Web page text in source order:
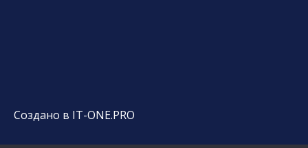
Создано в IT-ONE.PRO